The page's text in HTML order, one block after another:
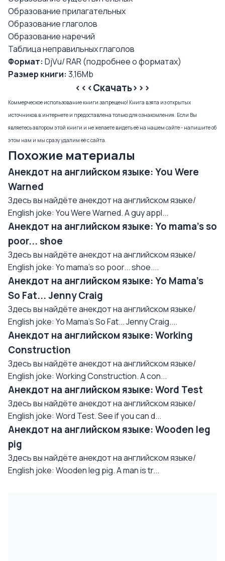
Образование прилагательных
Образование глаголов
Образование наречий
Таблица неправильных глаголов
Формат: DjVu/ RAR (подробнее о форматах)
Размер книги: 3,16Mb
<<<Скачать>>>
Коммерческое использование книги запрещено! Книга взята из открытых
источников в интернете и предоставлена только для ознакомления. Если Вы
являетесь автором этой книги и не желаете видеть её на нашем сайте - напишите об
этом нам и мы сразу удалим её с сайта.
Похожие материалы
Анекдот на английском языке: You Were
Warned
Здесь вы найдёте анекдот на английском языке/
English joke: You Were Warned. A guy appl...
Анекдот на английском языке: Yo mama's so
poor... shoe
Здесь вы найдёте анекдот на английском языке/
English joke: Yo mama's so poor... shoe....
Анекдот на английском языке: Yo Mama's
So Fat... Jenny Craig
Здесь вы найдёте анекдот на английском языке/
English joke: Yo Mama's So Fat... Jenny Craig....
Анекдот на английском языке: Working
Construction
Здесь вы найдёте анекдот на английском языке/
English joke: Working Construction. A con...
Анекдот на английском языке: Word Test
Здесь вы найдёте анекдот на английском языке/
English joke: Word Test. See if you can d...
Анекдот на английском языке: Wooden leg
pig
Здесь вы найдёте анекдот на английском языке/
English joke: Wooden leg pig. A man is tr...